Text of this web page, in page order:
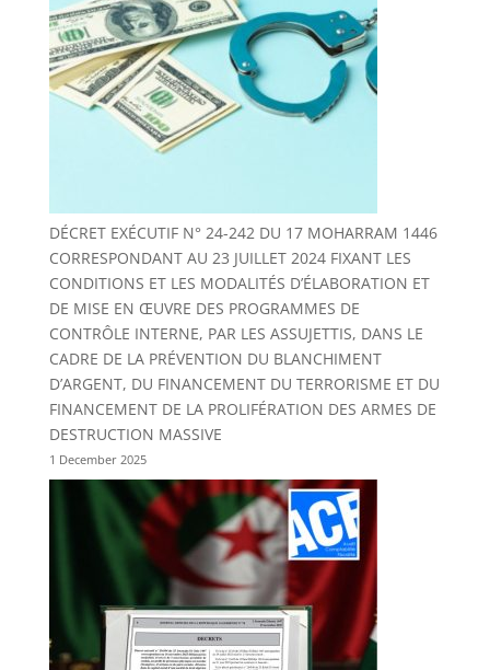
DÉCRET EXÉCUTIF N° 24-242 DU 17 MOHARRAM 1446
CORRESPONDANT AU 23 JUILLET 2024 FIXANT LES
CONDITIONS ET LES MODALITÉS D’ÉLABORATION ET
DE MISE EN ŒUVRE DES PROGRAMMES DE
CONTRÔLE INTERNE, PAR LES ASSUJETTIS, DANS LE
CADRE DE LA PRÉVENTION DU BLANCHIMENT
D’ARGENT, DU FINANCEMENT DU TERRORISME ET DU
FINANCEMENT DE LA PROLIFÉRATION DES ARMES DE
DESTRUCTION MASSIVE
1 December 2025